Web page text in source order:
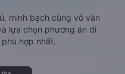
minh bạch cùng vô vàn
lựa chọn phương án di
hợp nhất.